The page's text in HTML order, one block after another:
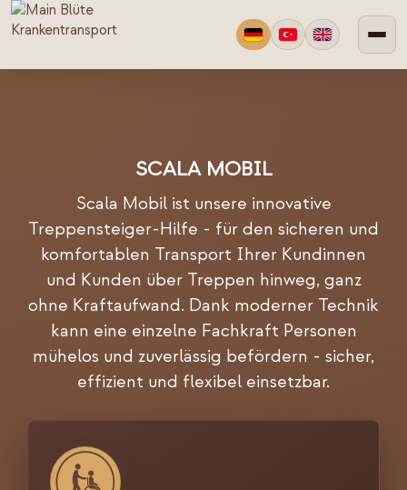
SCALA MOBIL
Scala Mobil ist unsere innovative
Treppensteiger-Hilfe - für den sicheren und
komfortablen Transport Ihrer Kundinnen
und Kunden über Treppen hinweg, ganz
ohne Kraftaufwand. Dank moderner Technik
kann eine einzelne Fachkraft Personen
mühelos und zuverlässig befördern - sicher,
effizient und flexibel einsetzbar.